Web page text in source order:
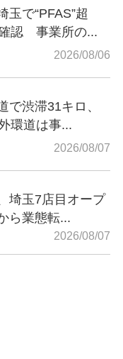
で“PFAS”超
認 事業所の...
2026/08/06
で渋滞31キロ、
環道は事...
2026/08/07
埼玉7店目オープ
ら業態転...
2026/08/07